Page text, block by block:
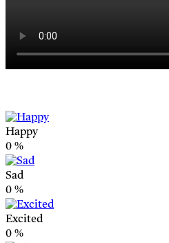
Happy
0 %
Sad
0 %
Excited
0 %